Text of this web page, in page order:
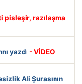
pisləşir, razılaşma
yazdı - VİDEO
Ali Şurasının